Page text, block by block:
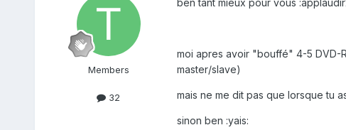
Members
32
moi apres avoir "bouffé" 4-5 DVD-
master/slave)
mais ne me dit pas que lorsque tu
sinon ben :yais: